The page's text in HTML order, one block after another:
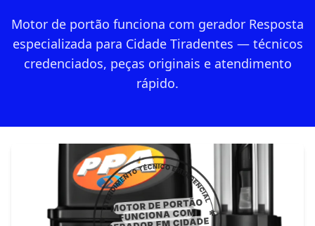
Motor de portão funciona com gerador Resposta
especializada para Cidade Tiradentes — técnicos
credenciados, peças originais e atendimento
rápido.